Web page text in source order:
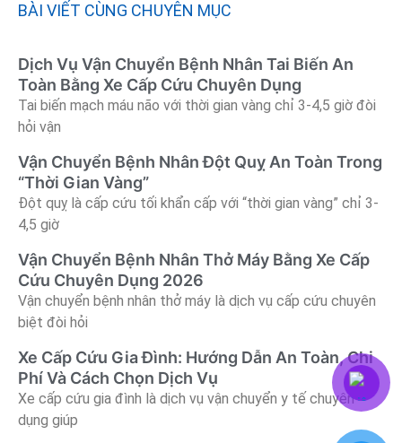
BÀI VIẾT CÙNG CHUYÊN MỤC
Dịch Vụ Vận Chuyển Bệnh Nhân Tai Biến An
Toàn Bằng Xe Cấp Cứu Chuyên Dụng
Tai biến mạch máu não với thời gian vàng chỉ 3-4,5 giờ đòi
hỏi vận
Vận Chuyển Bệnh Nhân Đột Quỵ An Toàn Trong
“Thời Gian Vàng”
Đột quỵ là cấp cứu tối khẩn cấp với “thời gian vàng” chỉ 3-
4,5 giờ
Vận Chuyển Bệnh Nhân Thở Máy Bằng Xe Cấp
Cứu Chuyên Dụng 2026
Vận chuyển bệnh nhân thở máy là dịch vụ cấp cứu chuyên
biệt đòi hỏi
Xe Cấp Cứu Gia Đình: Hướng Dẫn An Toàn, Chi
Phí Và Cách Chọn Dịch Vụ
Xe cấp cứu gia đình là dịch vụ vận chuyển y tế chuyên
dụng giúp